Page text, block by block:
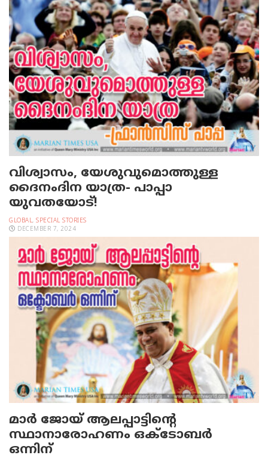
വിശ്വാസം, യേശുവുമൊത്തുള്ള
ദൈനംദിന യാത്ര- പാപ്പാ
യുവതയോട്!
GLOBAL, SPECIAL STORIES
DECEMBER 7, 2024
മാർ ജോയ് ആലപ്പാട്ടിന്റെ
സ്ഥാനാരോഹണം ഒക്ടോബർ
ഒന്നിന്